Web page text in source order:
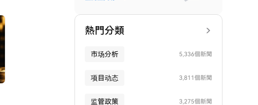
熱門分類
市场分析 5,336個新聞
项目动态 3,811個新聞
监管政策 3,275個新聞